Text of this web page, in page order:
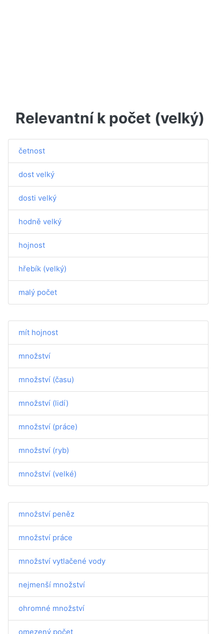
Relevantní k počet (velký)
četnost
dost velký
dosti velký
hodně velký
hojnost
hřebík (velký)
malý počet
mít hojnost
množství
množství (času)
množství (lidí)
množství (práce)
množství (ryb)
množství (velké)
množství peněz
množství práce
množství vytlačené vody
nejmenší množství
ohromné množství
omezený počet